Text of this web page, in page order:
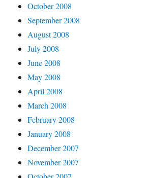
October 2008
September 2008
August 2008
July 2008
June 2008
May 2008
April 2008
March 2008
February 2008
January 2008
December 2007
November 2007